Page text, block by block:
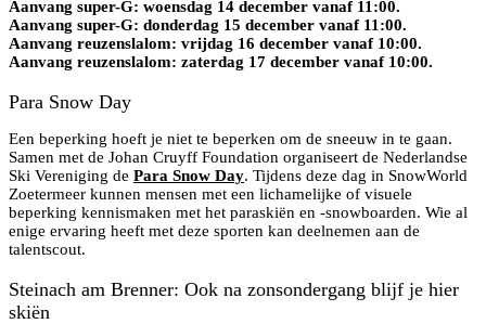
Aanvang super-G: woensdag 14 december vanaf 11:00.
Aanvang super-G: donderdag 15 december vanaf 11:00.
Aanvang reuzenslalom: vrijdag 16 december vanaf 10:00.
Aanvang reuzenslalom: zaterdag 17 december vanaf 10:00.
Para Snow Day
Een beperking hoeft je niet te beperken om de sneeuw in te gaan.
Samen met de Johan Cruyff Foundation organiseert de Nederlandse
Ski Vereniging de Para Snow Day. Tijdens deze dag in SnowWorld
Zoetermeer kunnen mensen met een lichamelijke of visuele
beperking kennismaken met het paraskiën en -snowboarden. Wie al
enige ervaring heeft met deze sporten kan deelnemen aan de
talentscout.
Steinach am Brenner: Ook na zonsondergang blijf je hier
skiën